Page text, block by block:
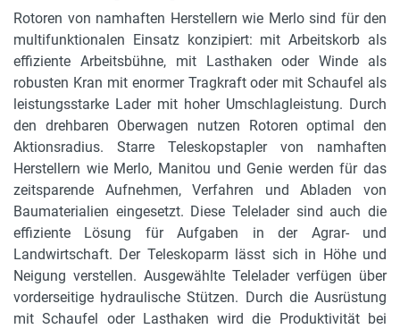
Rotoren von namhaften Herstellern wie Merlo sind für den
multifunktionalen Einsatz konzipiert: mit Arbeitskorb als
effiziente Arbeitsbühne, mit Lasthaken oder Winde als
robusten Kran mit enormer Tragkraft oder mit Schaufel als
leistungsstarke Lader mit hoher Umschlagleistung. Durch
den drehbaren Oberwagen nutzen Rotoren optimal den
Aktionsradius. Starre Teleskopstapler von namhaften
Herstellern wie Merlo, Manitou und Genie werden für das
zeitsparende Aufnehmen, Verfahren und Abladen von
Baumaterialien eingesetzt. Diese Telelader sind auch die
effiziente Lösung für Aufgaben in der Agrar- und
Landwirtschaft. Der Teleskoparm lässt sich in Höhe und
Neigung verstellen. Ausgewählte Telelader verfügen über
vorderseitige hydraulische Stützen. Durch die Ausrüstung
mit Schaufel oder Lasthaken wird die Produktivität bei